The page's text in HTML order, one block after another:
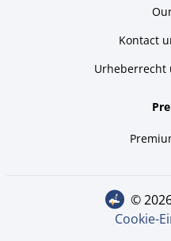
Kontact
Urheberrecht
©
Cookie-